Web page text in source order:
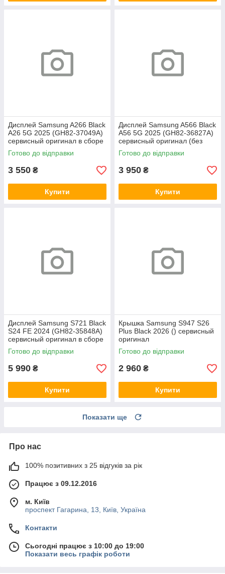
Дисплей Samsung A266 Black
A26 5G 2025 (GH82-37049A)
сервисный оригинал в сборе
с рамкой
Готово до відправки
3 550 ₴
Купити
Дисплей Samsung A566 Black
A56 5G 2025 (GH82-36827A)
сервисный оригинал (без
рамки)
Готово до відправки
3 950 ₴
Купити
Дисплей Samsung S721 Black
S24 FE 2024 (GH82-35848A)
сервисный оригинал в сборе
с рамкой
Готово до відправки
5 990 ₴
Купити
Крышка Samsung S947 S26
Plus Black 2026 () сервисный
оригинал
Готово до відправки
2 960 ₴
Купити
Показати ще
Про нас
100% позитивних з 25 відгуків за рік
Працює з 09.12.2016
м. Київ
проспект Гагарина, 13, Київ, Україна
Контакти
Сьогодні працює з 10:00 до 19:00
Показати весь графік роботи